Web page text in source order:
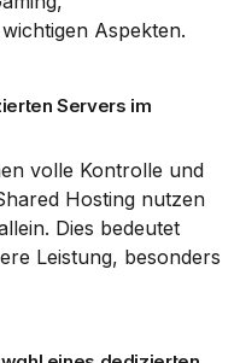
Aspekten.
Servers im
volle Kontrolle und
Hosting nutzen
Leistung, besonders